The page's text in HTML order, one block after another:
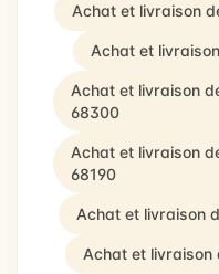
Achat et livraison
Achat et
Achat et livraison
68300
Achat et livraison
68190
Achat et livraison
Achat et livraison